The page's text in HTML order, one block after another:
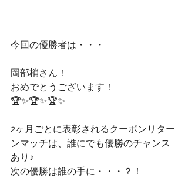
今回の優勝者は・・・
岡部梢さん！
おめでとうございます！
🏆✨🏆✨🏆✨
2ヶ月ごとに表彰されるクーポンリター
ンマッチは、誰にでも優勝のチャンス
あり♪
次の優勝は誰の手に・・・？！